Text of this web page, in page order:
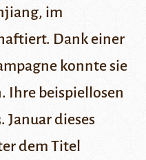
, im
Dank einer
konnte sie
Ihre beispiellosen
Januar dieses
dem Titel